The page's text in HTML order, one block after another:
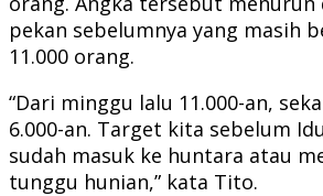
pekan sebelumnya yang masih
11.000 orang.
“Dari minggu lalu 11.000-an,
6.000-an. Target kita sebelum
sudah masuk ke huntara atau
tunggu hunian,” kata Tito.